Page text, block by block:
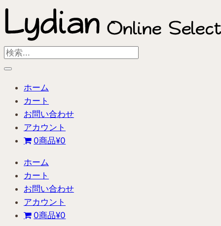
内
を
ス
Search
...
ホーム
カート
お問い合わせ
アカウント
0商品¥0
ホーム
カート
お問い合わせ
アカウント
0商品¥0